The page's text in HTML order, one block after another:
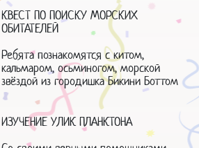
КВЕСТ ПО ПОИСКУ МОРСКИХ
ОБИТАТЕЛЕЙ
Ребята познакомятся с китом,
кальмаром, осьминогом, морской
звёздой из городишка Бикини Боттом
ИЗУЧЕНИЕ УЛИК ПЛАНКТОНА